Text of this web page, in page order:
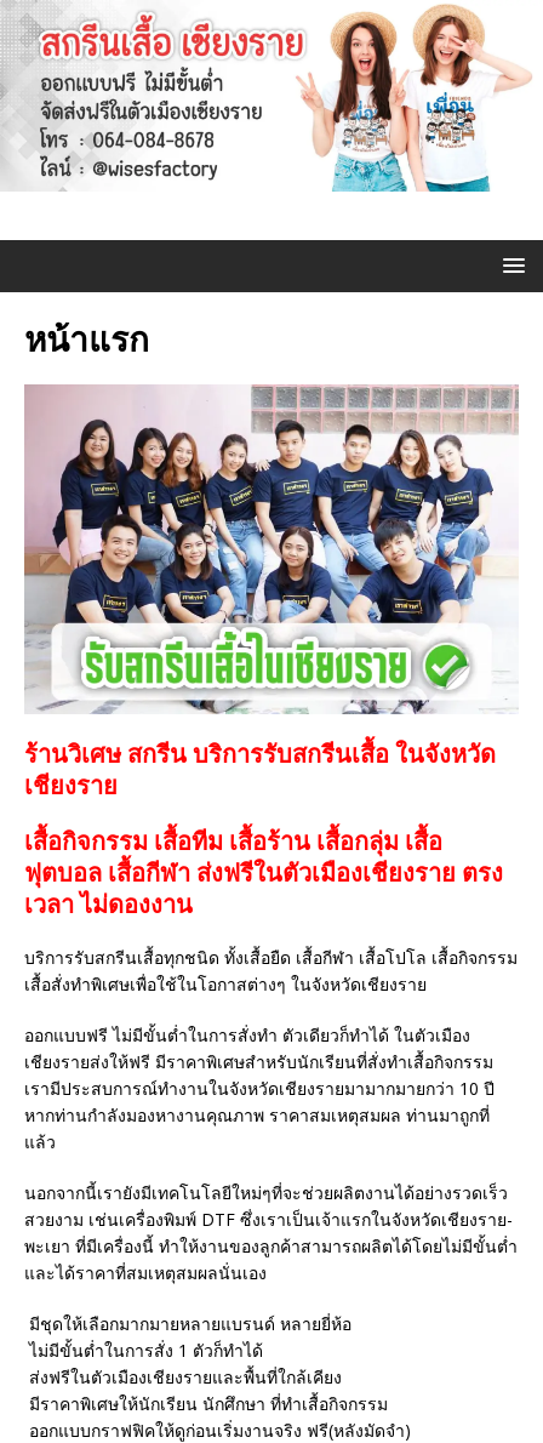
หน้าแรก
ร้านวิเศษ สกรีน บริการรับสกรีนเสื้อ ในจังหวัด
เชียงราย
เสื้อกิจกรรม เสื้อทีม เสื้อร้าน เสื้อกลุ่ม เสื้อ
ฟุตบอล เสื้อกีฬา ส่งฟรีในตัวเมืองเชียงราย ตรง
เวลา ไม่ดองงาน
บริการรับสกรีนเสื้อทุกชนิด ทั้งเสื้อยืด เสื้อกีฬา เสื้อโปโล เสื้อกิจกรรม
เสื้อสั่งทำพิเศษเพื่อใช้ในโอกาสต่างๆ ในจังหวัดเชียงราย
ออกแบบฟรี ไม่มีขั้นต่ำในการสั่งทำ ตัวเดียวก็ทำได้ ในตัวเมือง
เชียงรายส่งให้ฟรี มีราคาพิเศษสำหรับนักเรียนที่สั่งทำเสื้อกิจกรรม
เรามีประสบการณ์ทำงานในจังหวัดเชียงรายมามากมายกว่า 10 ปี
หากท่านกำลังมองหางานคุณภาพ ราคาสมเหตุสมผล ท่านมาถูกที่
แล้ว
นอกจากนี้เรายังมีเทคโนโลยีใหม่ๆที่จะช่วยผลิตงานได้อย่างรวดเร็ว
สวยงาม เช่นเครื่องพิมพ์ DTF ซึ่งเราเป็นเจ้าแรกในจังหวัดเชียงราย-
พะเยา ที่มีเครื่องนี้ ทำให้งานของลูกค้าสามารถผลิตได้โดยไม่มีขั้นต่ำ
และได้ราคาที่สมเหตุสมผลนั่นเอง
มีชุดให้เลือกมากมายหลายแบรนด์ หลายยี่ห้อ
ไม่มีขั้นต่ำในการสั่ง 1 ตัวก็ทำได้
ส่งฟรีในตัวเมืองเชียงรายและพื้นที่ใกล้เคียง
มีราคาพิเศษให้นักเรียน นักศึกษา ที่ทำเสื้อกิจกรรม
ออกแบบกราฟฟิคให้ดูก่อนเริ่มงานจริง ฟรี(หลังมัดจำ)